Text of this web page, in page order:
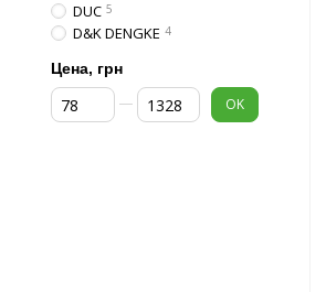
DUC 5
D&K DENGKE 4
Цена, грн
От Цена, грн
До Цена, грн OK